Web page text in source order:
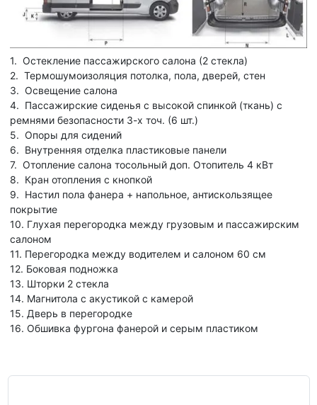
1. Остекление пассажирского салона (2 стекла)
2. Термошумоизоляция потолка, пола, дверей, стен
3. Освещение салона
4. Пассажирские сиденья с высокой спинкой (ткань) с
ремнями безопасности 3-х точ. (6 шт.)
5. Опоры для сидений
6. Внутренняя отделка пластиковые панели
7. Отопление салона тосольный доп. Отопитель 4 кВт
8. Кран отопления с кнопкой
9. Настил пола фанера + напольное, антискользящее
покрытие
10. Глухая перегородка между грузовым и пассажирским
салоном
11. Перегородка между водителем и салоном 60 см
12. Боковая подножка
13. Шторки 2 стекла
14. Магнитола с акустикой с камерой
15. Дверь в перегородке
16. Обшивка фургона фанерой и серым пластиком